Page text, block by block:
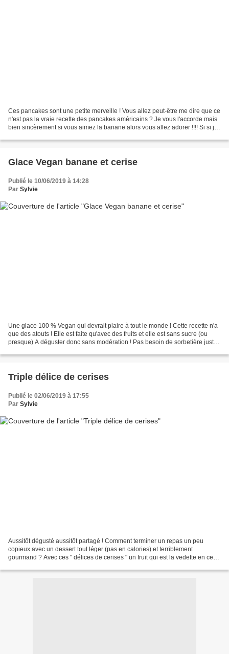
Ces pancakes sont une petite merveille ! Vous allez peut-être me dire que ce
n'est pas la vraie recette des pancakes américains ? Je vous l'accorde mais
bien sincèrement si vous aimez la banane alors vous allez adorer !!!! Si si je
Glace Vegan banane et cerise
Publié le 10/06/2019 à 14:28
Par Sylvie
Une glace 100 % Vegan qui devrait plaire à tout le monde ! Cette recette n'a
que des atouts ! Elle est faite qu'avec des fruits et elle est sans sucre (ou
presque) A déguster donc sans modération ! Pas besoin de sorbetière juste
Triple délice de cerises
Publié le 02/06/2019 à 17:55
Par Sylvie
Aussitôt dégusté aussitôt partagé ! Comment terminer un repas un peu
copieux avec un dessert tout léger (pas en calories) et terriblement
gourmand ? Avec ces " délices de cerises " un fruit qui est la vedette en ce